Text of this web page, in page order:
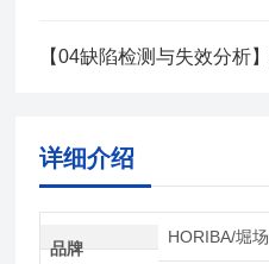
详细介绍
品牌
HORIBA/堀场